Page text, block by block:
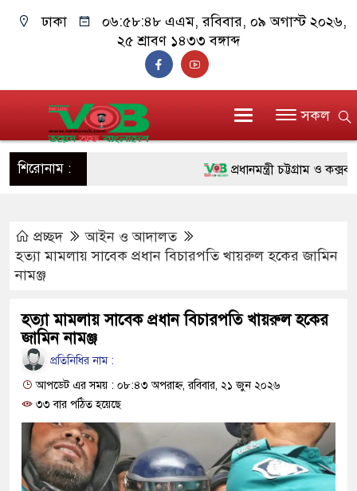
ঢাকা ০৬:৫৮:৪৯ এএম, রবিবার, ০৯ অগাস্ট ২০২৬,
২৫ শ্রাবণ ১৪৩৩ বঙ্গাব্দ
সকল
শিরোনাম : প্রধানমন্ত্রী চট্টগ্রাম ও
রিকশা
সিল-স্বাক্ষর জালিয়াতি চক্রের পাঁচ
উদ্ধার
প্রচ্ছদ
আইন ও আদালত
হত্যা মামলায় সাবেক প্রধান বিচারপতি খায়রুল হকের জামিন
নামঞ্জ
হত্যা মামলায় সাবেক প্রধান বিচারপতি খায়রুল হকের
জামিন নামঞ্জ
প্রতিনিধির নাম :
আপডেট এর সময় : ০৮:৪৩ অপরাহ্ন, রবিবার, ২১ জুন ২০২৬
৩৩ বার পঠিত হয়েছে